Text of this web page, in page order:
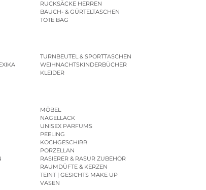
RUCKSÄCKE HERREN
BAUCH- & GÜRTELTASCHEN
TOTE BAG
TURNBEUTEL & SPORTTASCHEN
WEIHNACHTSKINDERBÜCHER
KLEIDER
MÖBEL
NAGELLACK
UNISEX PARFUMS
PEELING
KOCHGESCHIRR
PORZELLAN
RASIERER & RASUR ZUBEHÖR
RAUMDÜFTE & KERZEN
TEINT | GESICHTS MAKE UP
VASEN